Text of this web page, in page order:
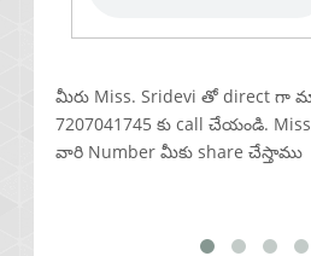
మీరు Miss. Sridevi తో direct గా
7207041745 కు call చేయండి.
వారి Number మీకు share చేస్తాము